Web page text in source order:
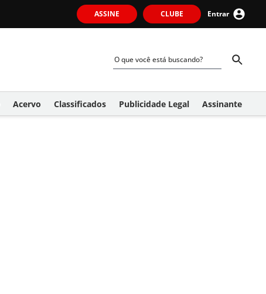
ASSINE CLUBE Entrar
Acervo Classificados Publicidade Legal Assinante